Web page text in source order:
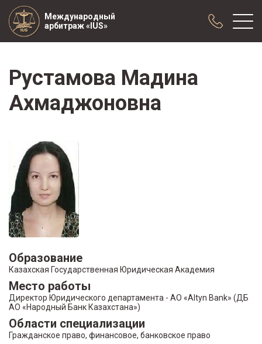
Международный
арбитраж «IUS»
О нас
Практика
Публикации
Конференции
Новости
Образцы договоров с арбитражной
оговоркой
Рустамова Мадина
Ахмаджоновна
Образование
Казахская Государственная Юридическая Академия
Место работы
Директор Юридического департамента - АО «Altyn Bank» (ДБ
АО «Народный Банк Казахстана»)
Области специализации
Гражданское право, финансовое, банковское право